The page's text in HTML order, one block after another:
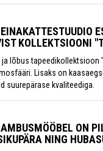
KOLLEKTSIOONI
lõbus tapeedikollektsioon
Lisaks on
suurepärase kvaliteediga.
ON
NING